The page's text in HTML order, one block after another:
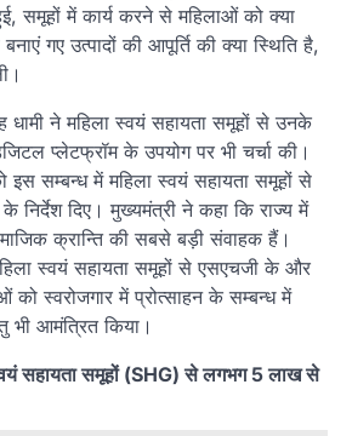
समूहों में कार्य करने से महिलाओं को क्या
गए उत्पादों की आपूर्ति की क्या स्थिति है,
धामी ने महिला स्वयं सहायता समूहों से उनके
प्लेटफ्रॉम के उपयोग पर भी चर्चा की।
इस सम्बन्ध में महिला स्वयं सहायता समूहों से
निर्देश दिए। मुख्यमंत्री ने कहा कि राज्य में
क्रान्ति की सबसे बड़ी संवाहक हैं।
स्वयं सहायता समूहों से एसएचजी के और
को स्वरोजगार में प्रोत्साहन के सम्बन्ध में
भी आमंत्रित किया।
सहायता समूहों (SHG) से लगभग 5 लाख से